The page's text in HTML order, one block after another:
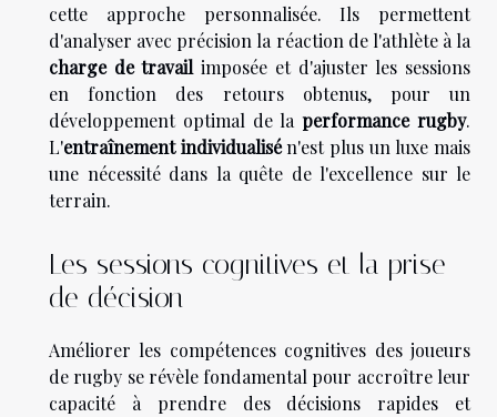
cette approche personnalisée. Ils permettent
d'analyser avec précision la réaction de l'athlète à la
charge de travail imposée et d'ajuster les sessions
en fonction des retours obtenus, pour un
développement optimal de laperformance rugby.
L'entraînement individualisén'est plus un luxe mais
une nécessité dans la quête de l'excellence sur le
terrain.
Les sessions cognitives et la prise
de décision
Améliorer les compétences cognitives des joueurs
de rugby se révèle fondamental pour accroître leur
capacité à prendre des décisions rapides et